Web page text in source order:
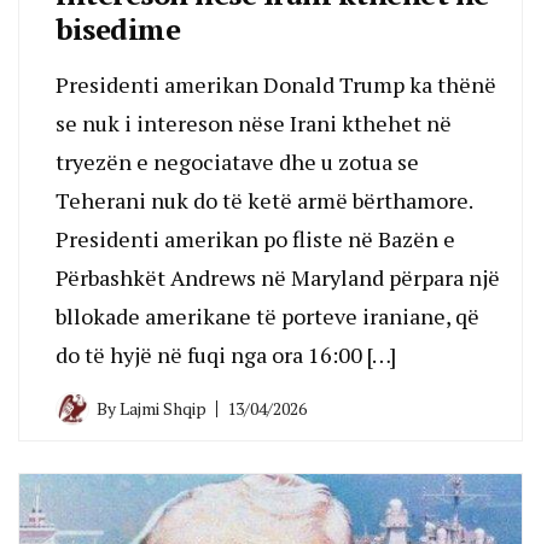
bisedime
Presidenti amerikan Donald Trump ka thënë
se nuk i intereson nëse Irani kthehet në
tryezën e negociatave dhe u zotua se
Teherani nuk do të ketë armë bërthamore.
Presidenti amerikan po fliste në Bazën e
Përbashkët Andrews në Maryland përpara një
bllokade amerikane të porteve iraniane, që
do të hyjë në fuqi nga ora 16:00 […]
ByLajmi Shqip 13/04/2026